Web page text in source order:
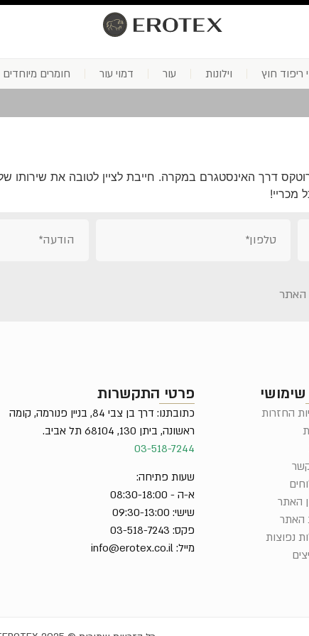
ריפוד חוץ וילונות עור דמוי עור חומרים מיוחדים
דרך האינסטגרם במקרה. חייבת לציין לטובה את שירותו
מכריי!
החזרות
האתר
האתר
נפוצות
פרטי התקשרות
כתובתנו: דרך בן צבי 84, בניין פנורמה, קומה
ראשונה, ביתן 130, 68104 תל אביב.
03-518-7244
שעות פתיחה:
א-ה - 08:30-18:00
שישי: 09:30-13:00
פקס: 03-518-7243
מייל: info@erotex.co.il